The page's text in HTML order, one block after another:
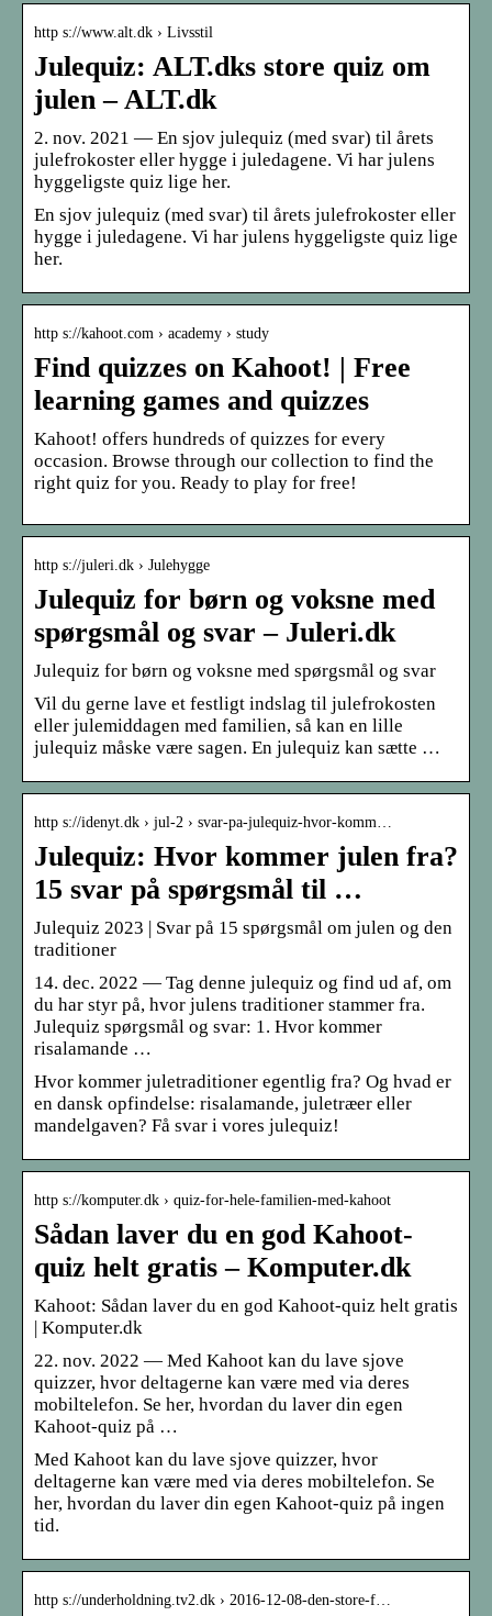
http s://www.alt.dk › Livsstil
Julequiz: ALT.dks store quiz om
julen – ALT.dk
2. nov. 2021 — En sjov julequiz (med svar) til årets
julefrokoster eller hygge i juledagene. Vi har julens
hyggeligste quiz lige her.
En sjov julequiz (med svar) til årets julefrokoster eller
hygge i juledagene. Vi har julens hyggeligste quiz lige
her.
http s://kahoot.com › academy › study
Find quizzes on Kahoot! | Free
learning games and quizzes
Kahoot! offers hundreds of quizzes for every
occasion. Browse through our collection to find the
right quiz for you. Ready to play for free!
http s://juleri.dk › Julehygge
Julequiz for børn og voksne med
spørgsmål og svar – Juleri.dk
Julequiz for børn og voksne med spørgsmål og svar
Vil du gerne lave et festligt indslag til julefrokosten
eller julemiddagen med familien, så kan en lille
julequiz måske være sagen. En julequiz kan sætte …
http s://idenyt.dk › jul-2 › svar-pa-julequiz-hvor-komm…
Julequiz: Hvor kommer julen fra?
15 svar på spørgsmål til …
Julequiz 2023 | Svar på 15 spørgsmål om julen og den
traditioner
14. dec. 2022 — Tag denne julequiz og find ud af, om
du har styr på, hvor julens traditioner stammer fra.
Julequiz spørgsmål og svar: 1. Hvor kommer
risalamande …
Hvor kommer juletraditioner egentlig fra? Og hvad er
en dansk opfindelse: risalamande, juletræer eller
mandelgaven? Få svar i vores julequiz!
http s://komputer.dk › quiz-for-hele-familien-med-kahoot
Sådan laver du en god Kahoot-
quiz helt gratis – Komputer.dk
Kahoot: Sådan laver du en god Kahoot-quiz helt gratis
| Komputer.dk
22. nov. 2022 — Med Kahoot kan du lave sjove
quizzer, hvor deltagerne kan være med via deres
mobiltelefon. Se her, hvordan du laver din egen
Kahoot-quiz på …
Med Kahoot kan du lave sjove quizzer, hvor
deltagerne kan være med via deres mobiltelefon. Se
her, hvordan du laver din egen Kahoot-quiz på ingen
tid.
http s://underholdning.tv2.dk › 2016-12-08-den-store-f…